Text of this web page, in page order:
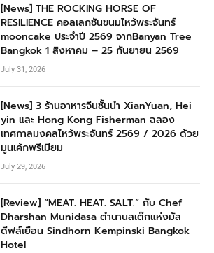
[News] THE ROCKING HORSE OF
RESILIENCE คอลเลกชันขนมไหว้พระจันทร์
mooncake ประจำปี 2569 จากBanyan Tree
Bangkok 1 สิงหาคม – 25 กันยายน 2569
July 31, 2026
[News] 3 ร้านอาหารจีนชั้นนำ XianYuan, Hei
yin และ Hong Kong Fisherman ฉลอง
เทศกาลมงคลไหว้พระจันทร์ 2569 / 2026 ด้วย
มูนเค้กพรีเมียม
July 29, 2026
[Review] “MEAT. HEAT. SALT.” กับ Chef
Dharshan Munidasa ตำนานสเต๊กแห่งมัล
ดีฟส์เยือน Sindhorn Kempinski Bangkok
Hotel